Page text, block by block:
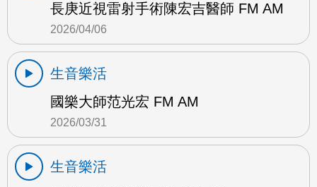
長庚近視雷射手術陳宏吉醫師 FM AM
2026/04/06
生音樂活
國樂大師范光宏 FM AM
2026/03/31
生音樂活